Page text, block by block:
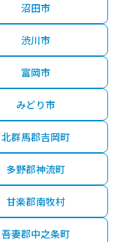
沼田市
渋川市
富岡市
みどり市
北群馬郡吉岡町
多野郡神流町
甘楽郡南牧村
吾妻郡中之条町